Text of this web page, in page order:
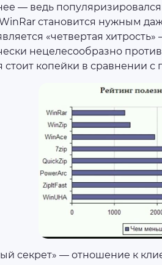
— ведь
WinRar становится нужным
«четвертая
нецелесообразно
стоит копейки в сравнении с
секрет» — отношение к